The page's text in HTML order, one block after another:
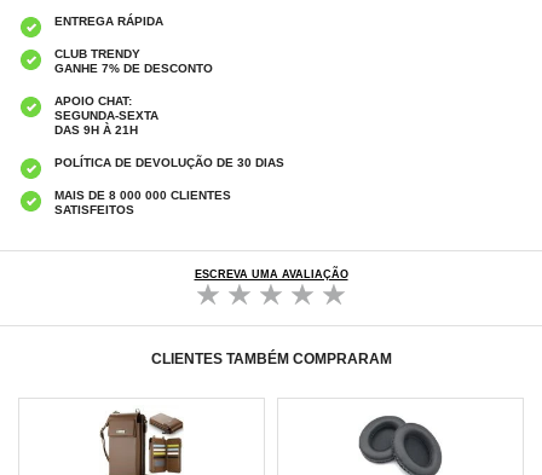
ENTREGA RÁPIDA
CLUB TRENDY
GANHE 7% DE DESCONTO
APOIO CHAT:
SEGUNDA-SEXTA
DAS 9H À 21H
POLÍTICA DE DEVOLUÇÃO DE 30 DIAS
MAIS DE 8 000 000 CLIENTES
SATISFEITOS
ESCREVA UMA AVALIAÇÃO
CLIENTES TAMBÉM COMPRARAM